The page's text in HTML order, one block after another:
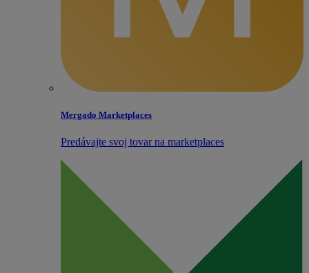
Mergado Marketplaces
Predávajte svoj tovar na marketplaces